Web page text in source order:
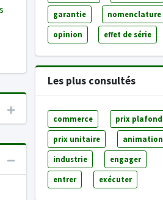
garantie nomenclature
opinion effet de série
Les plus consultés
commerce prix plafond
prix unitaire animation
industrie engager
entrer exécuter